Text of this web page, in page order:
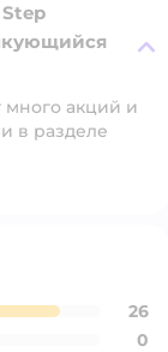
много акций и
в разделе
26
0